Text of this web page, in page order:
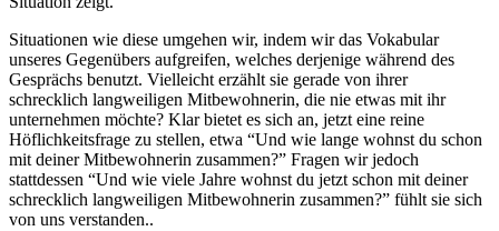
Situationen wie diese umgehen wir, indem wir das Vokabular
unseres Gegenübers aufgreifen, welches derjenige während des
Gesprächs benutzt. Vielleicht erzählt sie gerade von ihrer
schrecklich langweiligen Mitbewohnerin, die nie etwas mit ihr
unternehmen möchte? Klar bietet es sich an, jetzt eine reine
Höflichkeitsfrage zu stellen, etwa “Und wie lange wohnst du schon
mit deiner Mitbewohnerin zusammen?” Fragen wir jedoch
stattdessen “Und wie viele Jahre wohnst du jetzt schon mit deiner
schrecklich langweiligen Mitbewohnerin zusammen?” fühlt sie sich
von uns verstanden..